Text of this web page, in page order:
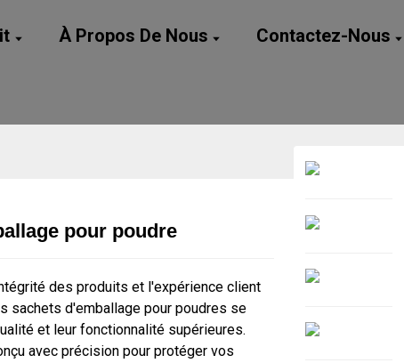
À Propos De Nous Contactez-Nous
pour poudre
des produits et l'expérience client
sachets d'emballage pour poudres se
et leur fonctionnalité supérieures.
avec précision pour protéger vos